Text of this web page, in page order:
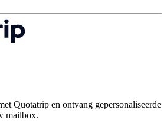
Quotatrip en ontvang gepersonaliseerde
mailbox.